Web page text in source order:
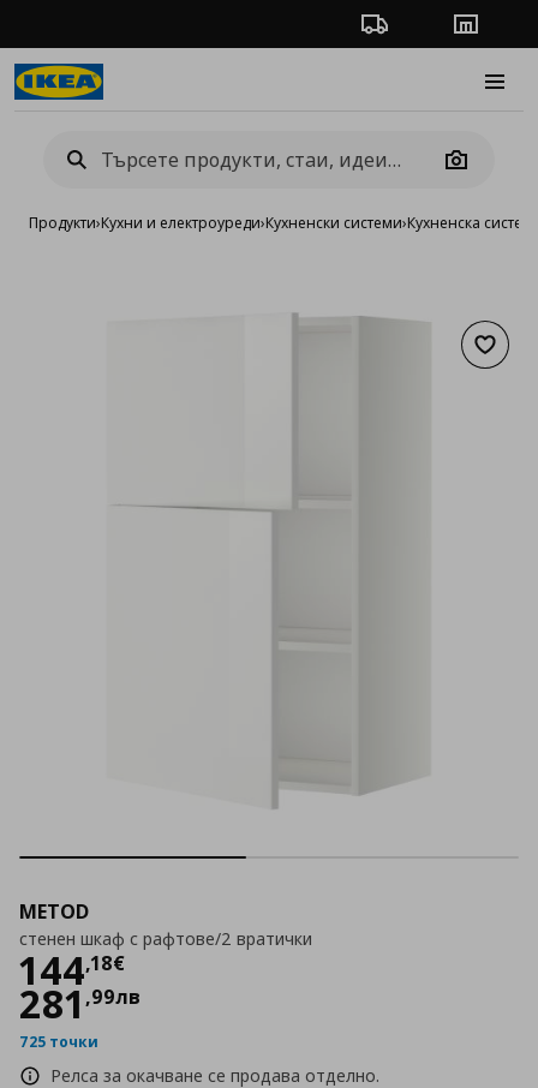
Проследяване на
Camera
Продукти›Кухни и електроуреди›Кухненски системи›Кухненска
METOD
стенен шкаф с рафтове/2 вратички
144,18€
Цена
281 ,99лв
725 точки
Релса за окачване се продава отделно.